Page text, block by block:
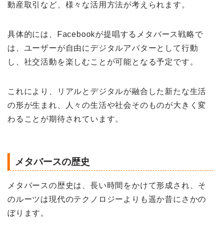
動産取引など、様々な活用方法が考えられます。
具体的には、Facebookが提唱するメタバース戦略で
は、ユーザーが自由にデジタルアバターとして行動
し、社交活動を楽しむことが可能となる予定です。
これにより、リアルとデジタルが融合した新たな生活
の形が生まれ、人々の生活や社会そのものが大きく変
わることが期待されています。
メタバースの歴史
メタバースの歴史は、長い時間をかけて形成され、そ
のルーツは現代のテクノロジーよりも遥か昔にさかの
ぼります。